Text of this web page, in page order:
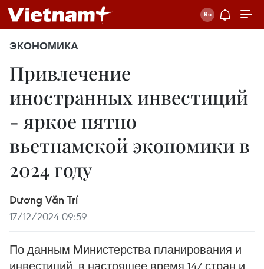
ЭКОНОМИКА
Привлечение
иностранных инвестиций
- яркое пятно
вьетнамской экономики в
2024 году
Dương Văn Trí
17/12/2024 09:59
По данным Министерства планирования и
инвестиций, в настоящее время 147 стран и